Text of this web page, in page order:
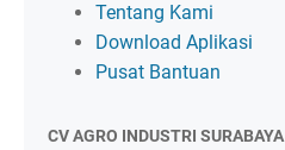
Tentang Kami
Download Aplikasi
Pusat Bantuan
CV AGRO INDUSTRI SURABAYA